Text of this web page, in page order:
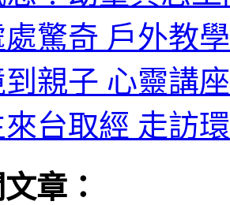
處驚奇 戶外教
親子 心靈講
台取經 走訪
章：